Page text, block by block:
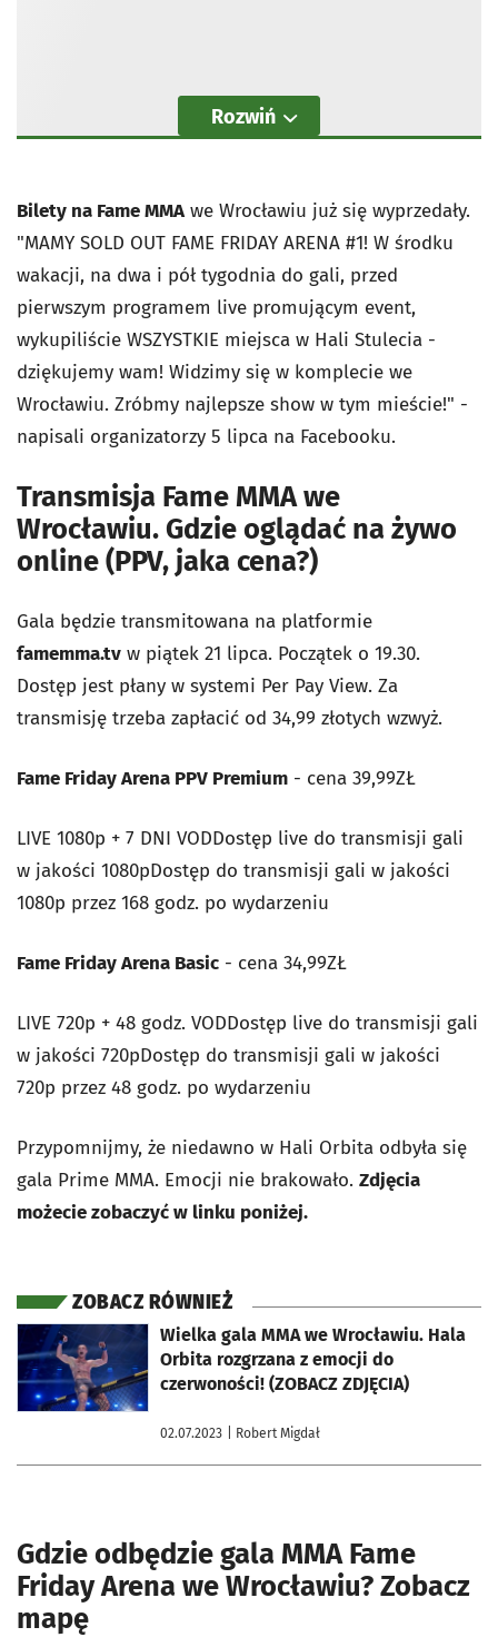
Rozwiń
Bilety na Fame MMAwe Wrocławiu już się wyprzedały.
"MAMY SOLD OUT FAME FRIDAY ARENA #1! W środku
wakacji, na dwa i pół tygodnia do gali, przed
pierwszym programem live promującym event,
wykupiliście WSZYSTKIE miejsca w Hali Stulecia -
dziękujemy wam! Widzimy się w komplecie we
Wrocławiu. Zróbmy najlepsze show w tym mieście!" -
napisali organizatorzy 5 lipca na Facebooku.
Transmisja Fame MMA we
Wrocławiu. Gdzie oglądać na żywo
online (PPV, jaka cena?)
Gala będzie transmitowana na platformie
famemma.tv w piątek 21 lipca. Początek o 19.30.
Dostęp jest płany w systemi Per Pay View. Za
transmisję trzeba zapłacić od 34,99 złotych wzwyż.
Fame Friday Arena PPV Premium - cena 39,99ZŁ
LIVE 1080p + 7 DNI VODDostęp live do transmisji gali
w jakości 1080pDostęp do transmisji gali w jakości
1080p przez 168 godz. po wydarzeniu
Fame Friday Arena Basic - cena 34,99ZŁ
LIVE 720p + 48 godz. VODDostęp live do transmisji gali
w jakości 720pDostęp do transmisji gali w jakości
720p przez 48 godz. po wydarzeniu
Przypomnijmy, że niedawno w Hali Orbita odbyła się
gala Prime MMA. Emocji nie brakowało. Zdjęcia
możecie zobaczyć w linku poniżej.
ZOBACZ RÓWNIEŻ
Wielka gala MMA we Wrocławiu. Hala
Orbita rozgrzana z emocji do
czerwoności! (ZOBACZ ZDJĘCIA)
02.07.2023 | Robert Migdał
otworzy się w nowej karcie
Gdzie odbędzie gala MMA Fame
Friday Arena we Wrocławiu? Zobacz
mapę